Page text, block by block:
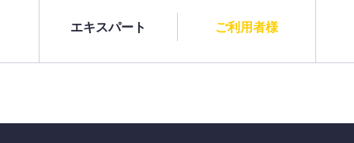
エキスパート ご利用者様